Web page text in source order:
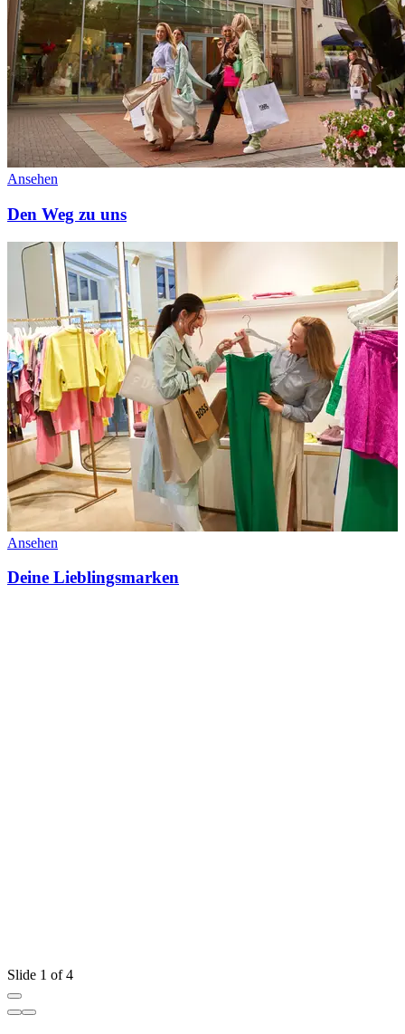
Ansehen
Den Weg zu uns
Ansehen
Deine Lieblingsmarken
Slide 1 of 4